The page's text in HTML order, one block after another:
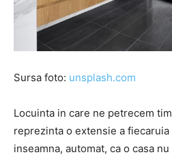
Sursa foto: unsplash.com
Locuinta in care ne petrecem
reprezinta o extensie a
inseamna, automat, ca o casa